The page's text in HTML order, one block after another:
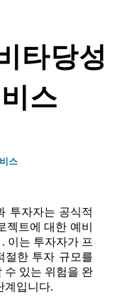
타당성
스
스
투자자는 공식적
젝트에 대한 예비
이는 투자자가 프
절한 투자 규모를
수 있는 위험을 완
계입니다.